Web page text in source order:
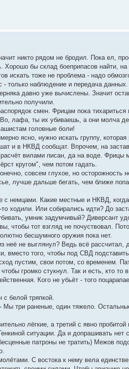
никто рядом не бродил. Пока ел,
бы склад боеприпасов найти,
искать тоже не проблема - надо
только наблюдение и передача
давно уже вычислены. Значит
получили.
смен. Фрицам пока тихариться
лафа, ты их убиваешь, а они молча
головные боли!
ясно, нужно искать группу,
и в НКВД сообщат. Впрочем, на
вилами писан, да на воде. Фрицы
кругом", чем потом гадать.
совсем глухое, но осторожность
лучше дальше бегать, чем ближе
с немцами. Какие местные и НКВД,
ходили. Или собирались идти? До
умник задумчивый? Диверсант
чтобы тот взгляд не почуствовал.
бесшумного оружия пока нет.
неё не выглянул? Ведь всё
вместо того, чтобы под СВД
пустим, свои потом, со временем.
громко стукнул. Так и есть, кто то
Кого не убьёт - того
с белой тряпкой.
Мы три раненые, один тяжело.
лёгкие, а третий с явно
ситуации. Да и допрашивать нет
патроны не тратить) Межов
С востока к нему вела